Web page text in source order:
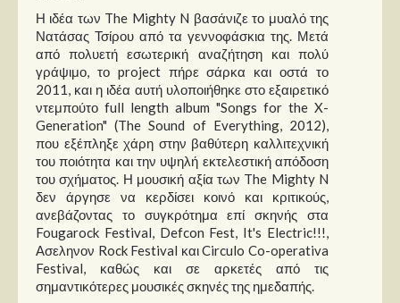
Η ιδέα των The Mighty N βασάνιζε το μυαλό της
Νατάσας Τσίρου από τα γεννοφάσκια της. Μετά
από πολυετή εσωτερική αναζήτηση και πολύ
γράψιμο, το project πήρε σάρκα και οστά το
2011, και η ιδέα αυτή υλοποιήθηκε στο εξαιρετικό
ντεμπούτο full length album "Songs for the X-
Generation" (The Sound of Everything, 2012),
που εξέπληξε χάρη στην βαθύτερη καλλιτεχνική
του ποιότητα και την υψηλή εκτελεστική απόδοση
του σχήματος. Η μουσική αξία των The Mighty N
δεν άργησε να κερδίσει κοινό και κριτικούς,
ανεβάζοντας το συγκρότημα επί σκηνής στα
Fougarock Festival, Defcon Fest, It's Electric!!!,
Ασεληνον Rock Festival και Circulo Co-operativa
Festival, καθώς και σε αρκετές από τις
σημαντικότερες μουσικές σκηνές της ημεδαπής.